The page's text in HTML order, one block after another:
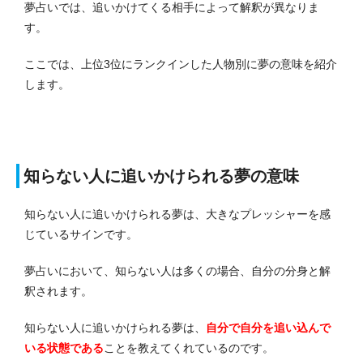
夢占いでは、追いかけてくる相手によって解釈が異なりま
す。
ここでは、上位3位にランクインした人物別に夢の意味を紹介
します。
知らない人に追いかけられる夢の意味
知らない人に追いかけられる夢は、大きなプレッシャーを感
じているサインです。
夢占いにおいて、知らない人は多くの場合、自分の分身と解
釈されます。
知らない人に追いかけられる夢は、
自分で自分を追い込んで
いる状態であることを教えてくれているのです。